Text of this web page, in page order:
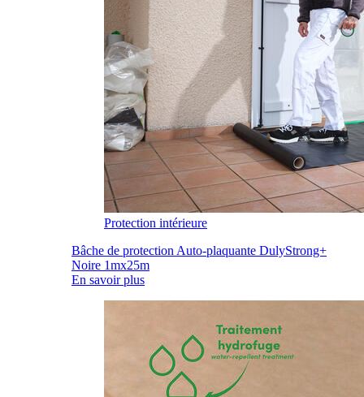
Protection intérieure
Bâche de protection Auto-plaquante DulyStrong+
Noire 1mx25m
En savoir plus